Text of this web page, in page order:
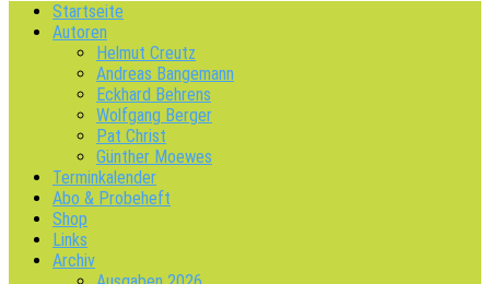
Startseite
Autoren
Helmut Creutz
Andreas Bangemann
Eckhard Behrens
Wolfgang Berger
Pat Christ
Günther Moewes
Terminkalender
Abo & Probeheft
Shop
Links
Archiv